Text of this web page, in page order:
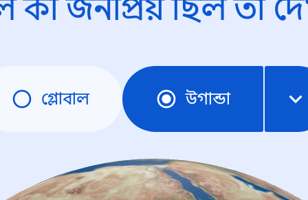
কী জনপ্রিয় ছিল তা
গ্লোবাল উগান্ডা